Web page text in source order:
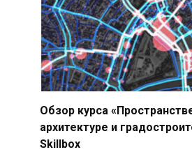
Обзор курса
архитектуре и
Skillbox